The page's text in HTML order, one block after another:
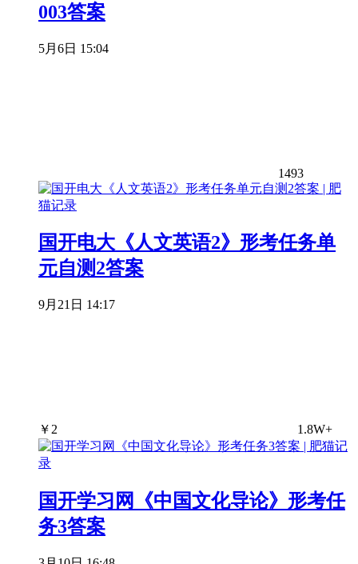
003答案
5月6日 15:04
1493
国开电大《人文英语2》形考任务单
元自测2答案
9月21日 14:17
￥ 2 1.8W+
国开学习网《中国文化导论》形考任
务3答案